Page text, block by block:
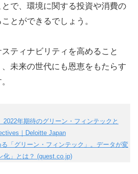
で、環境に関する投資や消費の
とができるでしょう。
ティナビリティを高めること
未来の世代にも恩恵をもたらす
2022年期待のグリーン・フィンテックと
｜Deloitte Japan
「グリーン・フィンテック」。データが変
化」とは？ (quest.co.jp)